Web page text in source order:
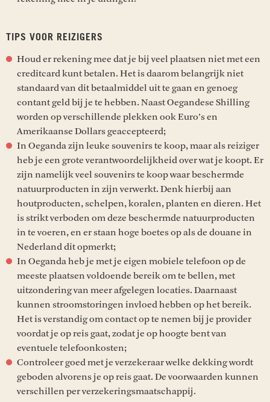
TIPS VOOR REIZIGERS
Houd er rekening mee dat je bij veel plaatsen niet met een
creditcard kunt betalen. Het is daarom belangrijk niet
standaard van dit betaalmiddel uit te gaan en genoeg
contant geld bij je te hebben. Naast Oegandese Shilling
worden op verschillende plekken ook Euro’s en
Amerikaanse Dollars geaccepteerd;
In Oeganda zijn leuke souvenirs te koop, maar als reiziger
heb je een grote verantwoordelijkheid over wat je koopt. Er
zijn namelijk veel souvenirs te koop waar beschermde
natuurproducten in zijn verwerkt. Denk hierbij aan
houtproducten, schelpen, koralen, planten en dieren. Het
is strikt verboden om deze beschermde natuurproducten
in te voeren, en er staan hoge boetes op als de douane in
Nederland dit opmerkt;
In Oeganda heb je met je eigen mobiele telefoon op de
meeste plaatsen voldoende bereik om te bellen, met
uitzondering van meer afgelegen locaties. Daarnaast
kunnen stroomstoringen invloed hebben op het bereik.
Het is verstandig om contact op te nemen bij je provider
voordat je op reis gaat, zodat je op hoogte bent van
eventuele telefoonkosten;
Controleer goed met je verzekeraar welke dekking wordt
geboden alvorens je op reis gaat. De voorwaarden kunnen
verschillen per verzekeringsmaatschappij.